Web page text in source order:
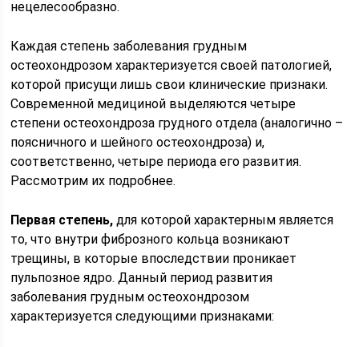
нецелесообразно.
Каждая степень заболевания грудным
остеохондрозом характеризуется своей патологией,
которой присущи лишь свои клинические признаки.
Современной медициной выделяются четыре
степени остеохондроза грудного отдела (аналогично –
поясничного и шейного остеохондроза) и,
соответственно, четыре периода его развития.
Рассмотрим их подробнее.
Первая степень, для которой характерным является
то, что внутри фиброзного кольца возникают
трещины, в которые впоследствии проникает
пульпозное ядро. Данный период развития
заболевания грудным остеохондрозом
характеризуется следующими признаками: